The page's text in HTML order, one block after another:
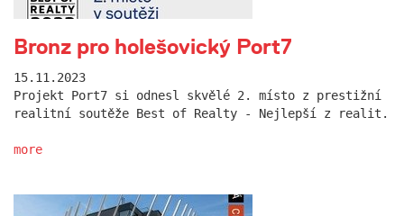
Bronz pro holešovický Port7
15.11.2023
Projekt Port7 si odnesl skvělé 2. místo z prestižní
realitní soutěže Best of Realty - Nejlepší z realit.
more